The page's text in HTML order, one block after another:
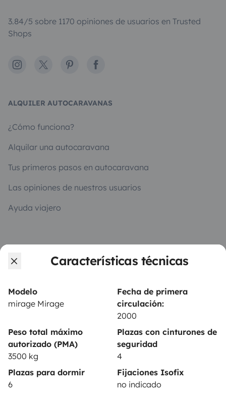
Características técnicas
Modelo
mirage Mirage
Fecha de primera
circulación:
2000
Peso total máximo
autorizado (PMA)
3500 kg
Plazas con cinturones de
seguridad
4
Plazas para dormir
6
Fijaciones Isofix
no indicado
3.84/5 sobre 1170 opiniones de usuarios en Trusted
Shops
Instagram
X PinterestFacebook
ALQUILER AUTOCARAVANAS
¿Cómo funciona?
Alquilar una autocaravana
Tus primeros pasos en autocaravana
Las opiniones de nuestros usuarios
Ayuda viajero
PROPIETARIOS
Contrato de alquiler
Seguros de alquiler
Asistencias de alquiler
Ayuda propietario